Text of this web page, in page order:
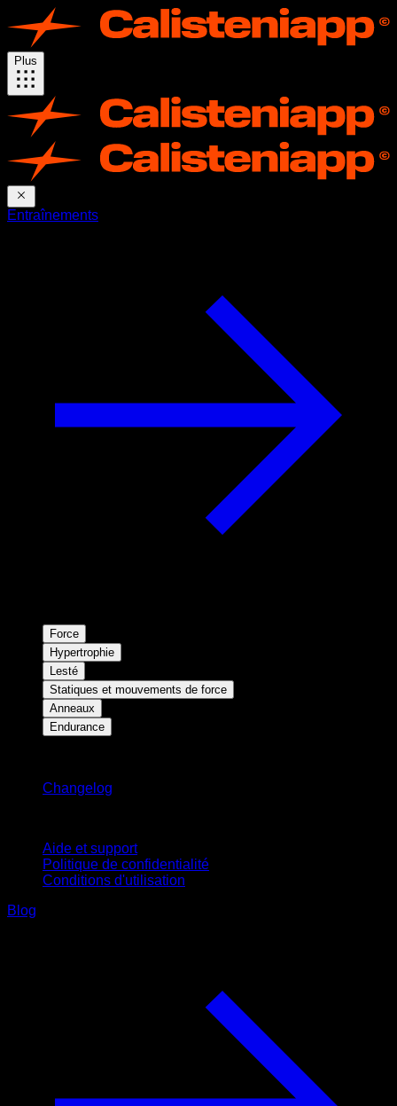
Plus
Entraînements
Force
Hypertrophie
Lesté
Statiques et mouvements de force
Anneaux
Endurance
Changelog
Aide et support
Politique de confidentialité
Conditions d'utilisation
Blog